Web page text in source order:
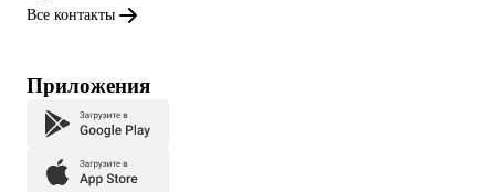
Все контакты
Приложения